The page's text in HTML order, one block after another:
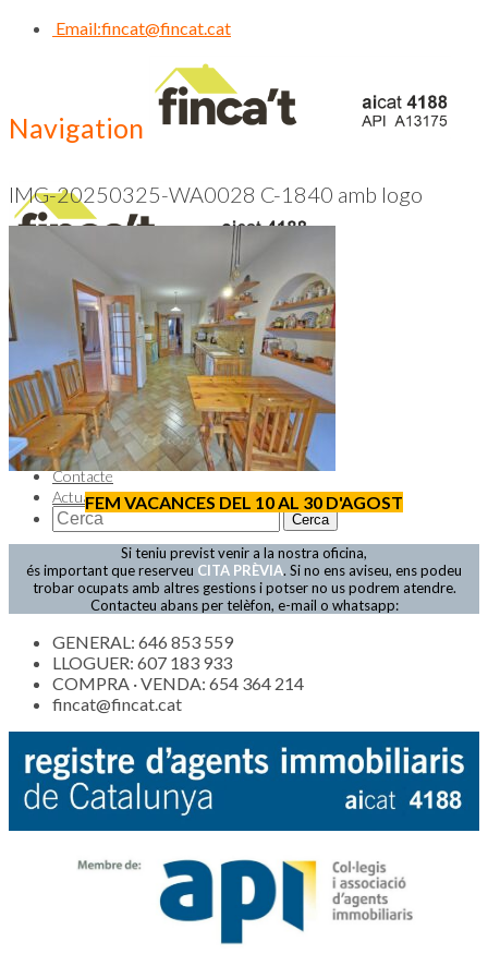
Email:fincat@fincat.cat
Navigation
CALL US NOW
93 830 14 35
Inici
Qui Som
Contacte
Actualitat
IMG-20250325-WA0028 C-1840 amb logo
FEM VACANCES DEL 10 AL 30 D'AGOST
Si teniu previst venir a la nostra oficina,
és important que reserveu CITA PRÈVIA. Si no ens aviseu, ens podeu
trobar ocupats amb altres gestions i potser no us podrem atendre.
Contacteu abans per telèfon, e-mail o whatsapp:
GENERAL: 646 853 559
LLOGUER: 607 183 933
COMPRA · VENDA: 654 364 214
fincat@fincat.cat